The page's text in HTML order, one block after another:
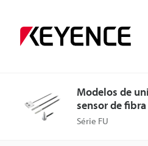
Modelos de
sensor de
Série FU